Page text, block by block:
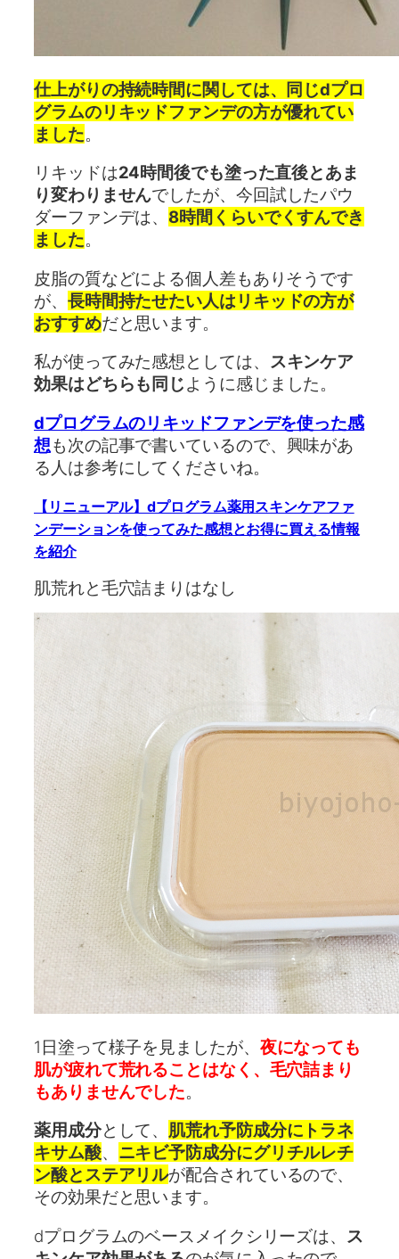
仕上がりの持続時間に関しては、同じdプロ
グラムのリキッドファンデの方が優れてい
ました。
リキッドは24時間後でも塗った直後とあま
り変わりませんでしたが、今回試したパウ
ダーファンデは、 8時間くらいでくすんでき
ました。
皮脂の質などによる個人差もありそうです
が、 長時間持たせたい人はリキッドの方が
おすすめだと思います。
私が使ってみた感想としては、
スキンケア
効果はどちらも同じように感じました。
dプログラムのリキッドファンデを使った感
想も次の記事で書いているので、興味があ
る人は参考にしてくださいね。
【リニューアル】dプログラム薬用スキンケアファ
ンデーションを使ってみた感想とお得に買える情報
を紹介
肌荒れと毛穴詰まりはなし
1日塗って様子を見ましたが、 夜になっても
肌が疲れて荒れることはなく、毛穴詰まり
もありませんでした。
薬用成分として、 肌荒れ予防成分にトラネ
キサム酸、 ニキビ予防成分にグリチルレチ
ン酸とステアリルが配合されているので、
その効果だと思います。
dプログラムのベースメイクシリーズは、 ス